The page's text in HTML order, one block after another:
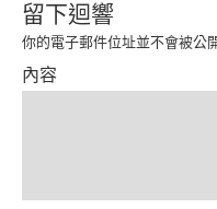
Product
留下迴響
你的電子郵件位址並不會被公
內容